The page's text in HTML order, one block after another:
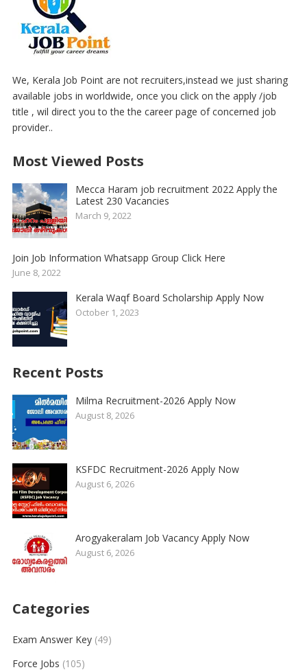
We, Kerala Job Point are not recruiters,instead we just sharing
available jobs in worldwide, once you click on the apply /job
title , wil direct you to the the career page of concerned job
provider..
Most Viewed Posts
Mecca Haram job recruitment 2022 Apply the
Latest 230 Vacancies
March 9, 2022
Join Job Information Whatsapp Group Click Here
June 8, 2022
Kerala Waqf Board Scholarship Apply Now
October 1, 2023
Recent Posts
Milma Recruitment-2026 Apply Now
August 8, 2026
KSFDC Recruitment-2026 Apply Now
August 6, 2026
Arogyakeralam Job Vacancy Apply Now
August 6, 2026
Categories
Exam Answer Key(49)
Force Jobs (105)